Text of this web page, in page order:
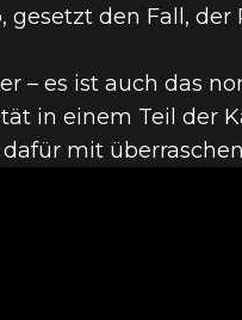
– #2:
den Fall, der
– es ist auch das
in einem Teil der
mit